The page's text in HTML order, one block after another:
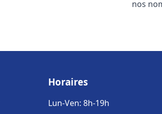
nos
Horaires
Lun-Ven: 8h-19h